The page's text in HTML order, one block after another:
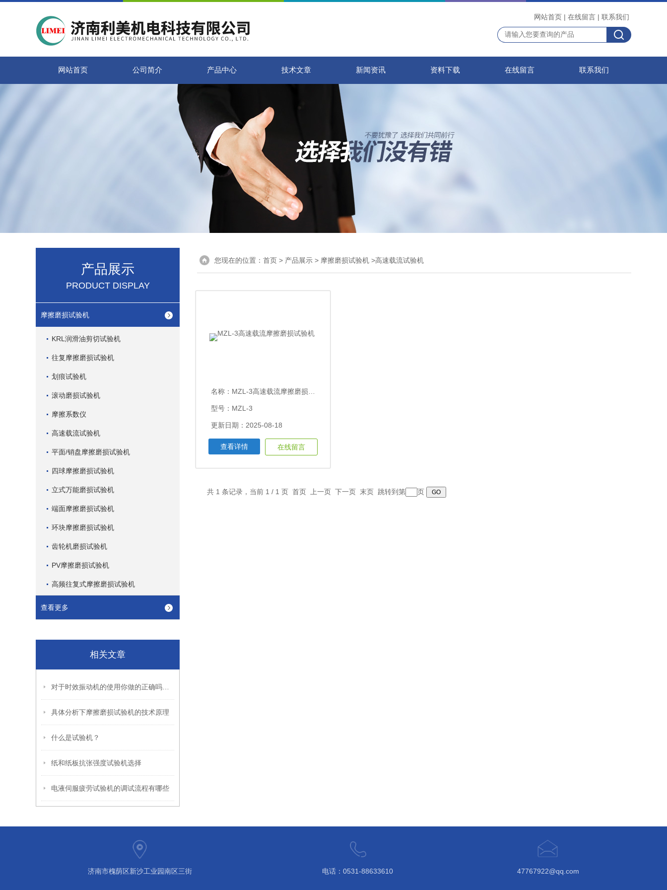
网站首页 | 在线留言 | 联系我们
网站首页 公司简介 产品中心 技术文章 新闻资讯 资料下载 在线留言 联系我们
产品展示
PRODUCT DISPLAY
摩擦磨损试验机
KRL润滑油剪切试验机
往复摩擦磨损试验机
划痕试验机
滚动磨损试验机
摩擦系数仪
高速载流试验机
平面/销盘摩擦磨损试验机
四球摩擦磨损试验机
立式万能磨损试验机
端面摩擦磨损试验机
环块摩擦磨损试验机
齿轮机磨损试验机
PV摩擦磨损试验机
高频往复式摩擦磨损试验机
查看更多
相关文章
具体分析下摩擦磨损试验机的技术原理
什么是试验机？
纸和纸板抗张强度试验机选择
电液伺服疲劳试验机的调试流程有哪些
您现在的位置： 首页 > 产品展示 > 摩擦磨损试验机 >高速载流试验机
名称： MZL-3高速载流摩擦磨损试验机
型号：MZL-3
更新日期：2025-08-18
查看详情 在线留言
共 1 条记录，当前 1 / 1 页 首页 上一页 下一页 末页 跳转到第 页
济南市槐荫区新沙工业园南区三街 电话：0531-88633610 47767922@qq.com